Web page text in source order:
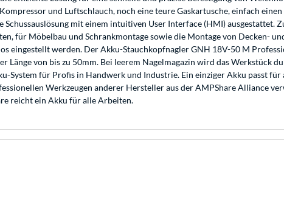
und Luftschlauch, noch eine teure Gaskartusche, einfach
mit einem intuitiven User Interface (HMI) ausgestattet.
für Möbelbau und Schrankmontage sowie die Montage von Decken-
eingestellt werden. Der Akku-Stauchkopfnagler GNH 18V-50 M
von bis zu 50mm. Bei leerem Nagelmagazin wird das Werkstück
System für Profis in Handwerk und Industrie. Ein einziger Akku passt
Werkzeugen anderer Hersteller aus der AMPShare Alliance
reicht ein Akku für alle Arbeiten.